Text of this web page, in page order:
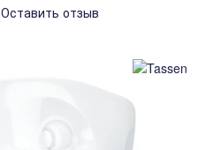
Оставить отзыв